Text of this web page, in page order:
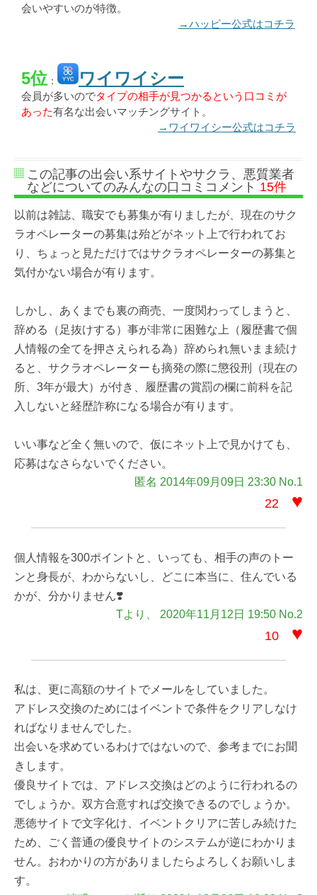
会いやすいのが特徴。
→ハッピー公式はコチラ
5位： ワイワイシー
会員が多いのでタイプの相手が見つかるという口コミが
あった有名な出会いマッチングサイト。
→ワイワイシー公式はコチラ
この記事の出会い系サイトやサクラ、悪質業者
などについてのみんなの口コミコメント 15件
以前は雑誌、職安でも募集が有りましたが、現在のサク
ラオペレーターの募集は殆どがネット上で行われてお
り、ちょっと見ただけではサクラオペレーターの募集と
気付かない場合が有ります。
しかし、あくまでも裏の商売、一度関わってしまうと、
辞める（足抜けする）事が非常に困難な上（履歴書で個
人情報の全てを押さえられる為）辞められ無いまま続け
ると、サクラオペレーターも摘発の際に懲役刑（現在の
所、3年が最大）が付き、履歴書の賞罰の欄に前科を記
入しないと経歴詐称になる場合が有ります。
いい事など全く無いので、仮にネット上で見かけても、
応募はなさらないでください。
匿名 2014年09月09日 23:30 No.1
22 ♥
個人情報を300ポイントと、いっても、相手の声のトー
ンと身長が、わからないし、どこに本当に、住んでいる
かが、分かりません❣️
Tより、 2020年11月12日 19:50 No.2
10 ♥
私は、更に高額のサイトでメールをしていました。
アドレス交換のためにはイベントで条件をクリアしなけ
ればなりませんでした。
出会いを求めているわけではないので、参考までにお聞
きします。
優良サイトでは、アドレス交換はどのように行われるの
でしょうか。双方合意すれば交換できるのでしょうか。
悪徳サイトで文字化け、イベントクリアに苦しみ続けた
ため、ごく普通の優良サイトのシステムが逆にわかりま
せん。おわかりの方がありましたらよろしくお願いしま
す。